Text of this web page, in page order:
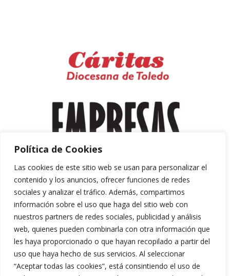
Política de Cookies
Las cookies de este sitio web se usan para personalizar el
contenido y los anuncios, ofrecer funciones de redes
sociales y analizar el tráfico. Además, compartimos
información sobre el uso que haga del sitio web con
nuestros partners de redes sociales, publicidad y análisis
web, quienes pueden combinarla con otra información que
les haya proporcionado o que hayan recopilado a partir del
uso que haya hecho de sus servicios. Al seleccionar
“Aceptar todas las cookies”, está consintiendo el uso de
Aviso Legal y Política de Privacidad